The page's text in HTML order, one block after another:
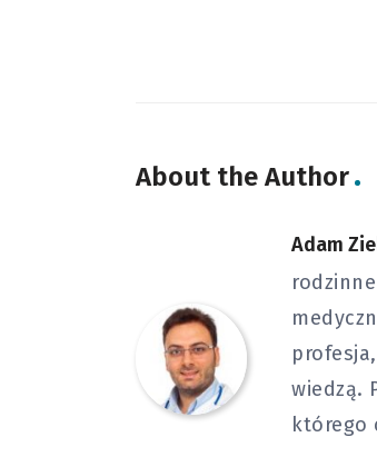
About the Author
Adam
wiedzą.
którego